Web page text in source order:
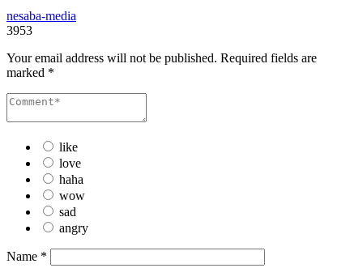
nesaba-media
3953
Your email address will not be published. Required fields are
marked *
like
love
haha
wow
sad
angry
Name *